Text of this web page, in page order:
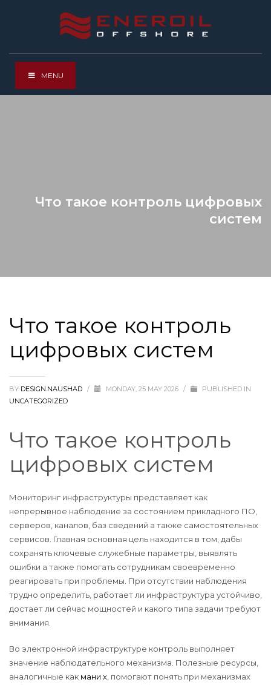
MENU
Что такое контроль цифровых
систем
Что такое контроль
цифровых систем
BY DESIGN.NAUSHAD / MONDAY, 25 MAY 2026 /
PUBLISHED IN
UNCATEGORIZED
Что такое контроль
цифровых систем
Мониторинг инфраструктуры представляет как
непрерывное наблюдение за состоянием прикладного ПО,
серверов, каналов, баз сведений а также самостоятельных
сервисов. Главная основная цель находится в том, дабы
сохранять ключевые служебные параметры, выявлять
ошибки а также помогать сотрудникам своевременно
реагировать при проблемы. При отсутствии наблюдения
трудно определить, работает ли инфраструктура устойчиво,
достает ли сейчас мощностей и какого типа задачи требуют
внимания.
Во электронной инфраструктуре контроль выполняет
значение наблюдательного механизма. Полезные ресурсы,
аналогичные как мани х, помогают понять при механизмах